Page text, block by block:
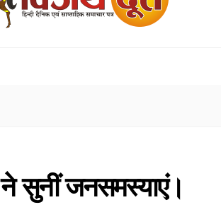
ने सुनीं जनसमस्याएं।